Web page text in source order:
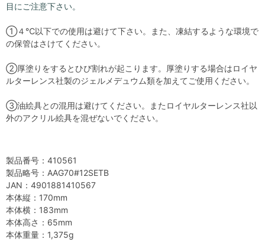
目にご注意下さい。
①４℃以下での使用は避けて下さい。また、凍結するような環境で
の保管はさけてください。
②厚塗りをするとひび割れが起こります。厚塗りする場合はロイヤ
ルターレンス社製のジェルメデュウム類を加えてご使用ください。
③油絵具との混用は避けてください。またロイヤルターレンス社以
外のアクリル絵具を混ぜないでください。
製品番号：410561
製品略号：AAG70#12SETB
JAN：4901881410567
本体縦：170mm
本体横：183mm
本体高さ：65mm
本体重量：1,375g